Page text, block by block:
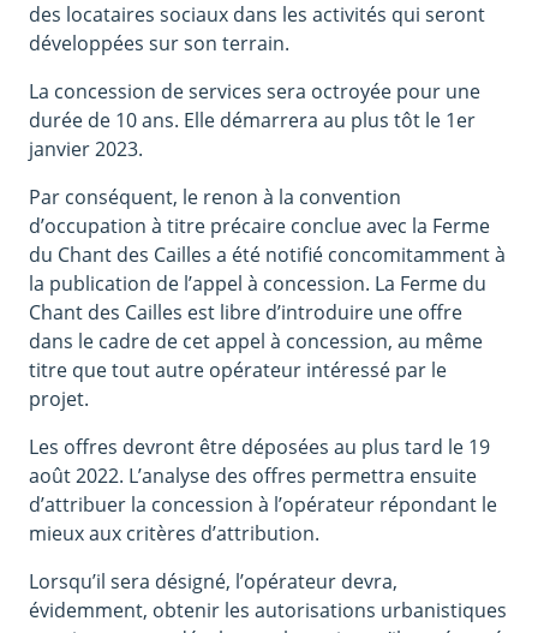
des locataires sociaux dans les activités qui seront
développées sur son terrain.
La concession de services sera octroyée pour une
durée de 10 ans. Elle démarrera au plus tôt le 1er
janvier 2023.
Par conséquent, le renon à la convention
d’occupation à titre précaire conclue avec la Ferme
du Chant des Cailles a été notifié concomitamment à
la publication de l’appel à concession. La Ferme du
Chant des Cailles est libre d’introduire une offre
dans le cadre de cet appel à concession, au même
titre que tout autre opérateur intéressé par le
projet.
Les offres devront être déposées au plus tard le 19
août 2022. L’analyse des offres permettra ensuite
d’attribuer la concession à l’opérateur répondant le
mieux aux critères d’attribution.
Lorsqu’il sera désigné, l’opérateur devra,
évidemment, obtenir les autorisations urbanistiques